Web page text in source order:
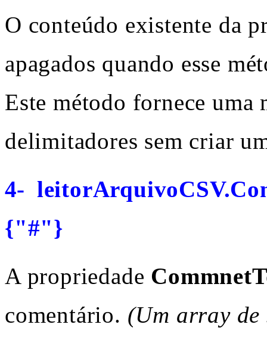
O conteúdo existente da
apagados quando esse
Este método fornece uma
delimitadores sem criar
4-
{"#"}
A propriedade
comentário. (Um array de